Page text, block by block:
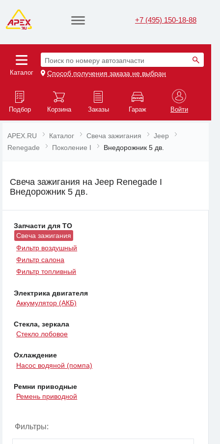
+7 (495) 150-18-88
Каталог
Поиск по номеру автозапчасти
Способ получения заказа не выбран
Подбор Корзина Заказы Гараж Войти
APEX.RU Каталог Свеча зажигания
Jeep
Renegade
Поколение I Внедорожник 5 дв.
Свеча зажигания на Jeep Renegade I
Внедорожник 5 дв.
Запчасти для ТО
Свеча зажигания
Фильтр воздушный
Фильтр салона
Фильтр топливный
Электрика двигателя
Аккумулятор (АКБ)
Стекла, зеркала
Стекло лобовое
Охлаждение
Насос водяной (помпа)
Ремни приводные
Ремень приводной
Фильтры: